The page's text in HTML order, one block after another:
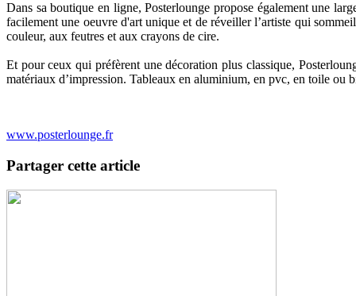
Dans sa boutique en ligne, Posterlounge propose également une
facilement une oeuvre d'art unique et de réveiller l’artiste qui
couleur, aux feutres et aux crayons de cire.
Et pour ceux qui préfèrent une décoration plus classique,
matériaux d’impression. Tableaux en aluminium, en pvc, en toile ou
www.posterlounge.fr
Partager cette article